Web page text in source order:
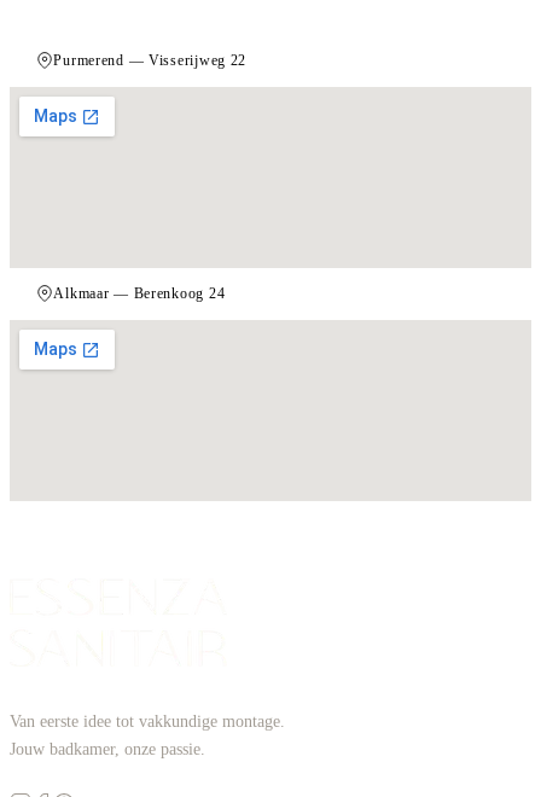
Purmerend — Visserijweg 22
Alkmaar — Berenkoog 24
Van eerste idee tot vakkundige montage.
Jouw badkamer, onze passie.